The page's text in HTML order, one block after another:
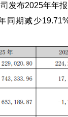
发布2025年年
同期减少